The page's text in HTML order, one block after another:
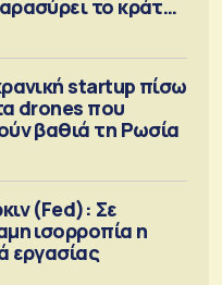
το κράτος
startup πίσω
drones που
βαθιά τη Ρωσία
(Fed): Σε
ισορροπία η
εργασίας